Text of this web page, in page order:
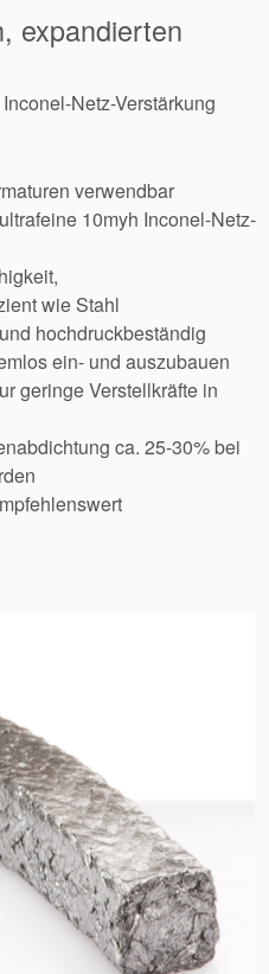
und
expandierten
Netz-Verstärkung
verwendbar
10myh Inconel-Netz-
wie Stahl
hochdruckbeständig
ein- und auszubauen
geringe Verstellkräfte in
ca. 25-30% bei